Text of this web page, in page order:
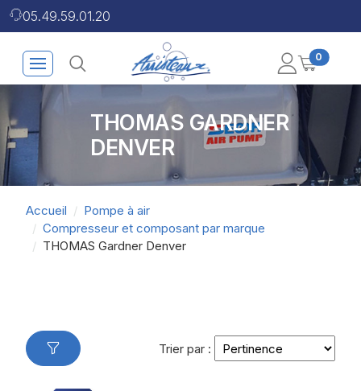
05.49.59.01.20
0
THOMAS GARDNER
DENVER
Accueil
Pompe à air
Compresseur et composant par marque
THOMAS Gardner Denver
Trier par :